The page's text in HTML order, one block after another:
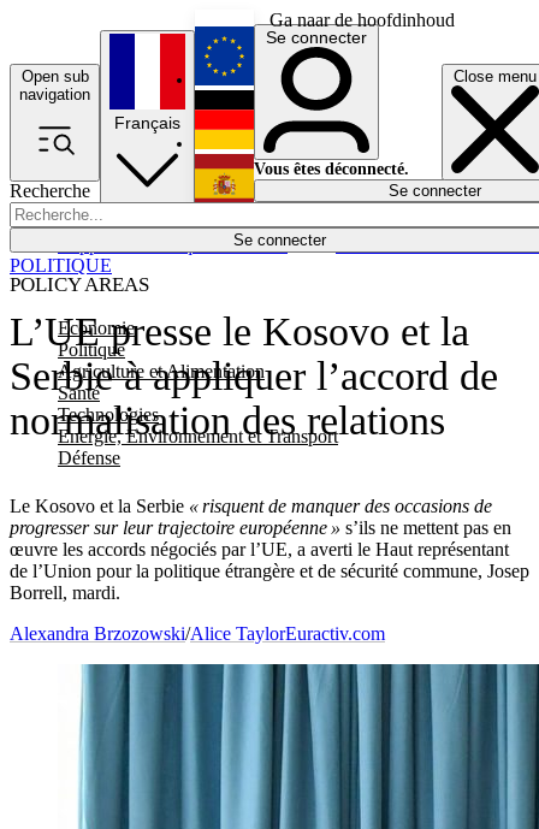
Ga naar de hoofdinhoud
Open sub
navigation
Close menu
Recherche
Se connecter
POLICY AREAS
Economie
Politique
Agriculture et Alimentation
Santé
Technologies
Energie, Environnement et Transport
Défense
Économie
Français
English
Deutsch
Español
Se connecter
Vous êtes déconnecté.
Se connecter
L’UE presse le Kosovo et la
Serbie à appliquer l’accord de
normalisation des relations
Le Kosovo et la Serbie « risquent de manquer des occasions de
progresser sur leur trajectoire européenne » s’ils ne mettent pas en
œuvre les accords négociés par l’UE, a averti le Haut représentant
de l’Union pour la politique étrangère et de sécurité commune, Josep
Borrell, mardi.
POLITIQUE
Alexandra Brzozowski/Alice TaylorEuractiv.com